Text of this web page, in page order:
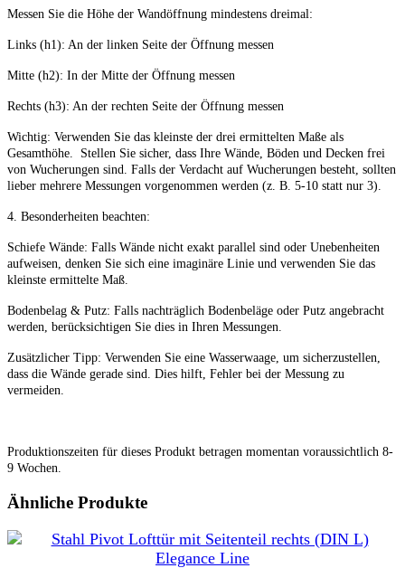
Messen Sie die Höhe der Wandöffnung mindestens dreimal:
Links (h1): An der linken Seite der Öffnung messen
Mitte (h2): In der Mitte der Öffnung messen
Rechts (h3): An der rechten Seite der Öffnung messen
Wichtig: Verwenden Sie das kleinste der drei ermittelten Maße als
Gesamthöhe. Stellen Sie sicher, dass Ihre Wände, Böden und Decken frei
von Wucherungen sind. Falls der Verdacht auf Wucherungen besteht, sollten
lieber mehrere Messungen vorgenommen werden (z. B. 5-10 statt nur 3).
4. Besonderheiten beachten:
Schiefe Wände: Falls Wände nicht exakt parallel sind oder Unebenheiten
aufweisen, denken Sie sich eine imaginäre Linie und verwenden Sie das
kleinste ermittelte Maß.
Bodenbelag & Putz: Falls nachträglich Bodenbeläge oder Putz angebracht
werden, berücksichtigen Sie dies in Ihren Messungen.
Zusätzlicher Tipp: Verwenden Sie eine Wasserwaage, um sicherzustellen,
dass die Wände gerade sind. Dies hilft, Fehler bei der Messung zu
vermeiden.
Produktionszeiten für dieses Produkt betragen momentan voraussichtlich 8-
9 Wochen.
Ähnliche Produkte